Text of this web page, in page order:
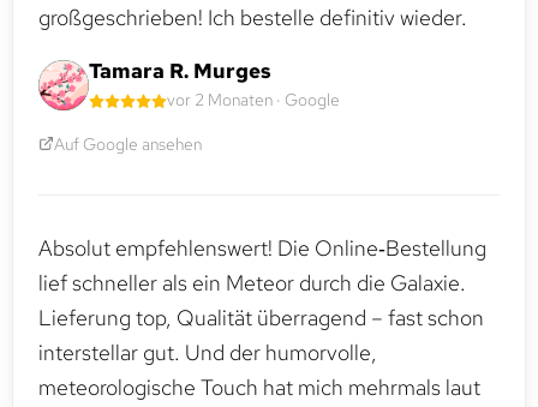
großgeschrieben! Ich bestelle definitiv wieder.
Tamara R. Murges
vor 2 Monaten · Google
Auf Google ansehen
Absolut empfehlenswert! Die Online‑Bestellung
lief schneller als ein Meteor durch die Galaxie.
Lieferung top, Qualität überragend – fast schon
interstellar gut. Und der humorvolle,
meteorologische Touch hat mich mehrmals laut